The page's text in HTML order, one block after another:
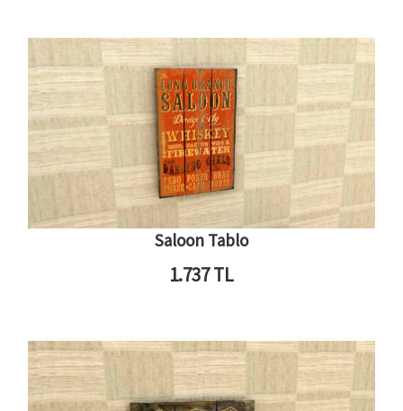
Saloon Tablo
1.737TL